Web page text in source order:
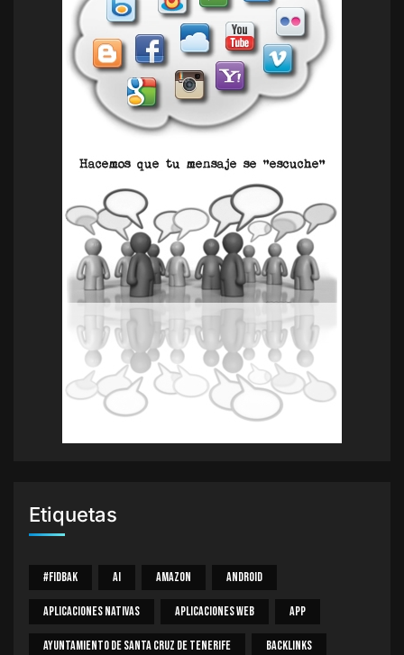
Etiquetas
#Fidbak AI Amazon Android
Aplicaciones Nativas Aplicaciones Web App
Ayuntamiento De Santa Cruz De Tenerife Backlinks